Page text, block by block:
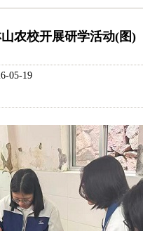
农校开展研学活动(图)
05-19